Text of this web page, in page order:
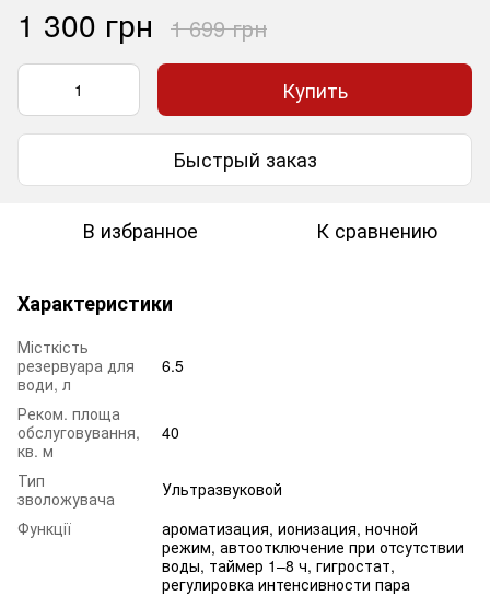
1 300 грн 1 699 грн
Купить
Быстрый заказ
В избранное К сравнению
Характеристики
Місткість
резервуара для
води, л
6.5
Реком. площа
обслуговування,
кв. м
40
Тип
зволожувача
Ультразвуковой
Функції
ароматизация, ионизация, ночной
режим, автоотключение при отсутствии
воды, таймер 1–8 ч, гигростат,
регулировка интенсивности пара